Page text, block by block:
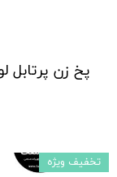
تخفیف ویژه